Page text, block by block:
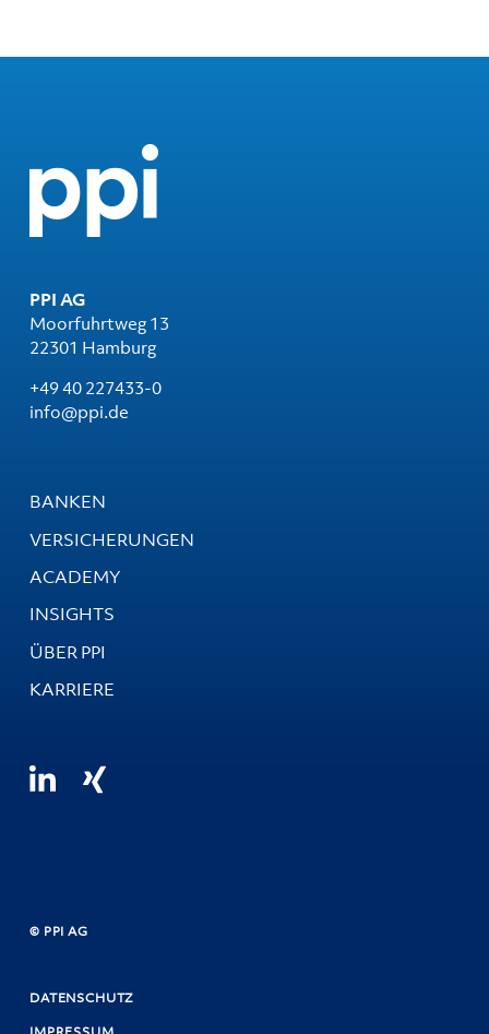
PPI AG
Moorfuhrtweg 13
22301 Hamburg
+49 40 227433-0
info@ppi.de
BANKEN
VERSICHERUNGEN
ACADEMY
INSIGHTS
ÜBER PPI
KARRIERE
© PPI AG
DATENSCHUTZ